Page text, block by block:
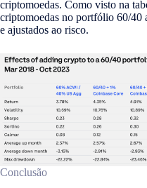
criptomoedas. Como visto na
criptomoedas no portfólio 60/40
e ajustados ao risco.
Conclusão